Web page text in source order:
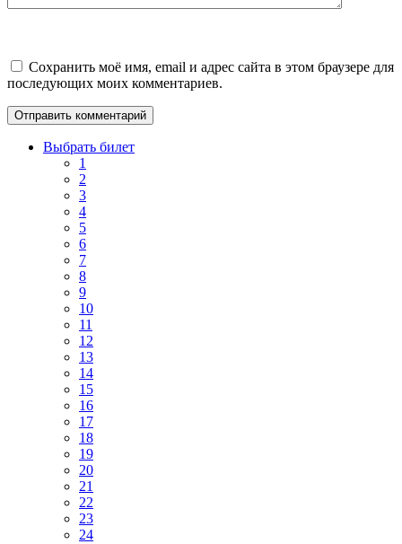
Сохранить моё имя, email и адрес сайта в этом браузере для
последующих моих комментариев.
Выбрать билет
1
2
3
4
5
6
7
8
9
10
11
12
13
14
15
16
17
18
19
20
21
22
23
24